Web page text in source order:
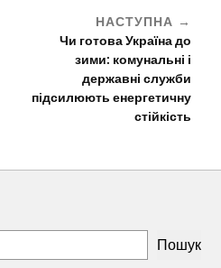
НАСТУПНА
Чи готова Україна до
зими: комунальні і
державні служби
підсилюють енергетичну
стійкість
Пошук